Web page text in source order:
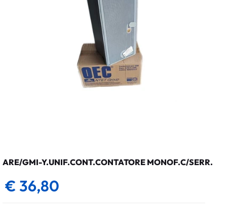
ARE/GMI-Y.UNIF.CONT.CONTATORE MONOF.C/SERR.
€ 36,80